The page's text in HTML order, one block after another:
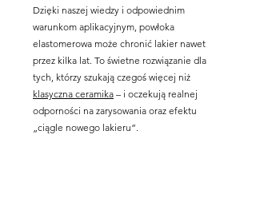
Dzięki naszej wiedzy i odpowiednim
warunkom aplikacyjnym, powłoka
elastomerowa może chronić lakier nawet
przez kilka lat. To świetne rozwiązanie dla
tych, którzy szukają czegoś więcej niż
klasyczna ceramika – i oczekują realnej
odporności na zarysowania oraz efektu
„ciągle nowego lakieru”.